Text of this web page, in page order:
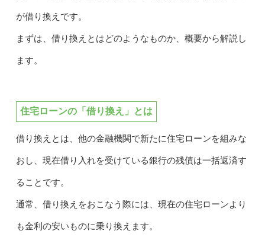
が借り換えです。
まずは、借り換えとはどのようなものか、概要から解説し
ます。
住宅ローンの「借り換え」とは
借り換えとは、他の金融機関で新たに住宅ローンを組みな
おし、現在借り入れを受けている銀行の残債は一括返済す
ることです。
通常、借り換えをおこなう際には、現在の住宅ローンより
も金利の安いものに乗り換えます。